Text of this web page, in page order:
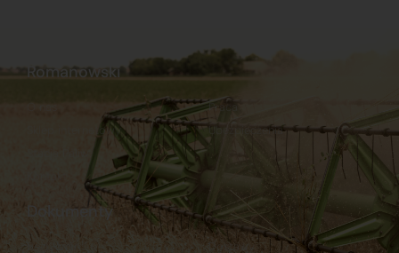
Dokumenty
Regulamin Dostawy
Romanowski
Sklep internetowy
Praca
Ubezpieczenia